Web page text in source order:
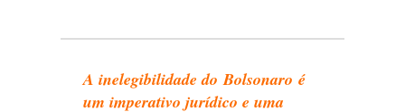
A inelegibilidade do Bolsonaro é
um imperativo jurídico e uma